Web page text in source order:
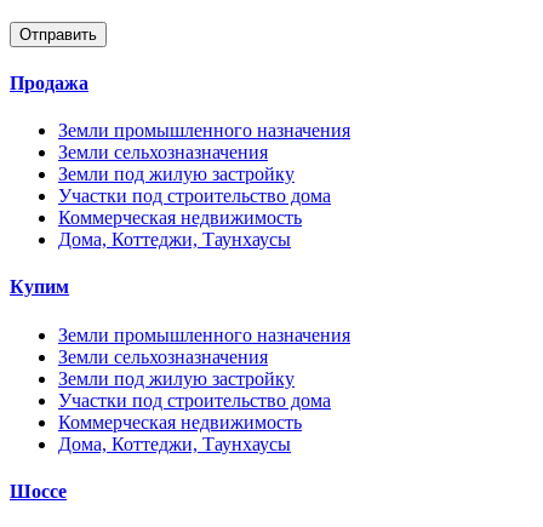
Отправить
Продажа
Земли промышленного назначения
Земли сельхозназначения
Земли под жилую застройку
Участки под строительство дома
Коммерческая недвижимость
Дома, Коттеджи, Таунхаусы
Купим
Земли промышленного назначения
Земли сельхозназначения
Земли под жилую застройку
Участки под строительство дома
Коммерческая недвижимость
Дома, Коттеджи, Таунхаусы
Шоссе